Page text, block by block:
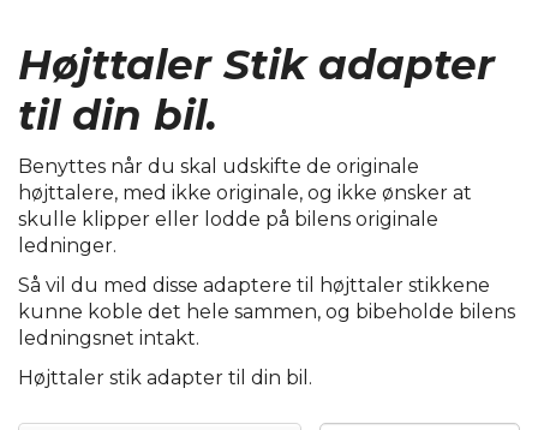
Højttaler Stikadapter
til din bil.
Benyttes når du skal udskifte de originale
højttalere, med ikke originale, og ikke ønsker at
skulle klipper eller lodde på bilens originale
ledninger.
Så vil du med disse adaptere til højttaler stikkene
kunne koble det hele sammen, og bibeholde bilens
ledningsnet intakt.
Højttaler stik adapter til din bil.